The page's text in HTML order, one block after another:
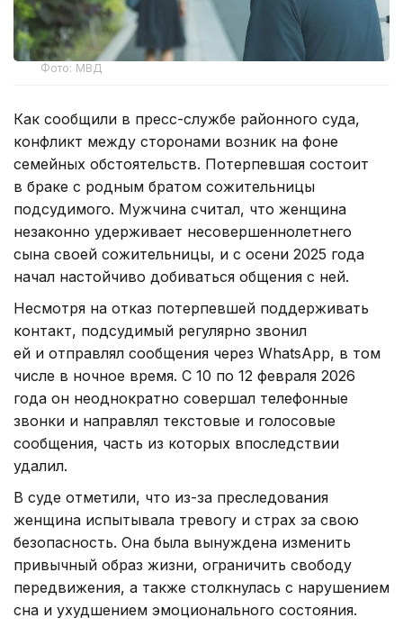
Фото: МВД
Как сообщили в пресс-службе районного суда,
конфликт между сторонами возник на фоне
семейных обстоятельств. Потерпевшая состоит
в браке с родным братом сожительницы
подсудимого. Мужчина считал, что женщина
незаконно удерживает несовершеннолетнего
сына своей сожительницы, и с осени 2025 года
начал настойчиво добиваться общения с ней.
Несмотря на отказ потерпевшей поддерживать
контакт, подсудимый регулярно звонил
ей и отправлял сообщения через WhatsApp, в том
числе в ночное время. С 10 по 12 февраля 2026
года он неоднократно совершал телефонные
звонки и направлял текстовые и голосовые
сообщения, часть из которых впоследствии
удалил.
В суде отметили, что из-за преследования
женщина испытывала тревогу и страх за свою
безопасность. Она была вынуждена изменить
привычный образ жизни, ограничить свободу
передвижения, а также столкнулась с нарушением
сна и ухудшением эмоционального состояния.